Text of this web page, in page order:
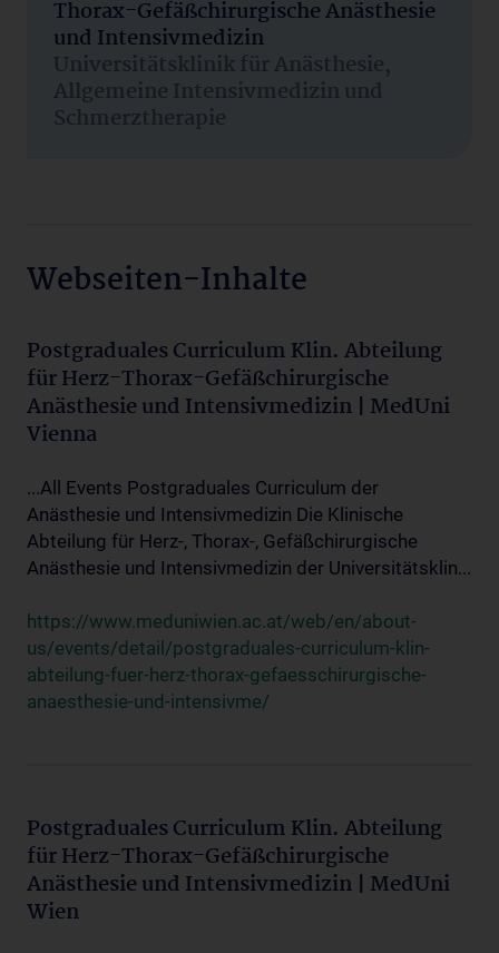
Thorax-Gefäßchirurgische Anästhesie
und Intensivmedizin
Universitätsklinik für Anästhesie,
Allgemeine Intensivmedizin und
Schmerztherapie
Webseiten-Inhalte
Postgraduales Curriculum Klin. Abteilung
für Herz-Thorax-Gefäßchirurgische
Anästhesie und Intensivmedizin | MedUni
Vienna
...All Events Postgraduales Curriculum der
Anästhesie und Intensivmedizin Die Klinische
Abteilung für Herz-, Thorax-, Gefäßchirurgische
Anästhesie und Intensivmedizin der Universitätsklin...
https://www.meduniwien.ac.at/web/en/about-
us/events/detail/postgraduales-curriculum-klin-
abteilung-fuer-herz-thorax-gefaesschirurgische-
anaesthesie-und-intensivme/
Postgraduales Curriculum Klin. Abteilung
für Herz-Thorax-Gefäßchirurgische
Anästhesie und Intensivmedizin | MedUni
Wien